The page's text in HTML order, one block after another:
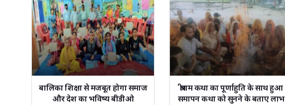
बालिका शिक्षा से मजबूत होगा समाज
और देश का भविष्य बीडीओ
श्रीराम कथा का पूर्णाहुति के साथ हुआ
समापन कथा को सुनने के बताए लाभ